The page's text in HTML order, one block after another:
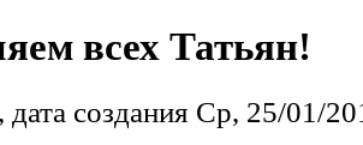
всех Татьян!
создания Ср, 25/01/